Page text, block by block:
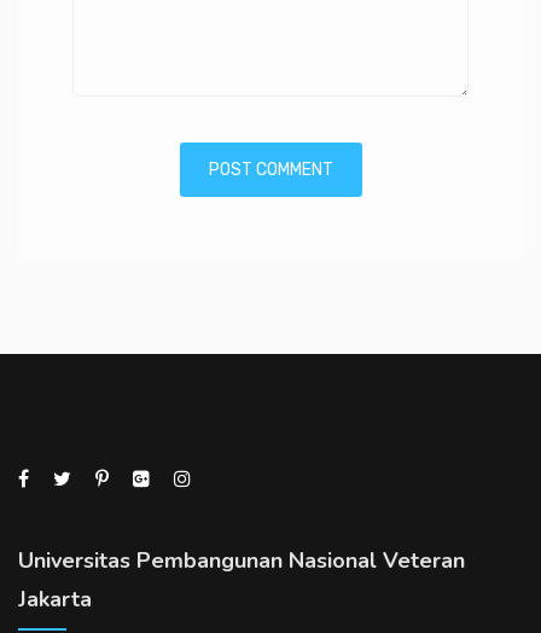
Universitas Pembangunan Nasional Veteran
Jakarta